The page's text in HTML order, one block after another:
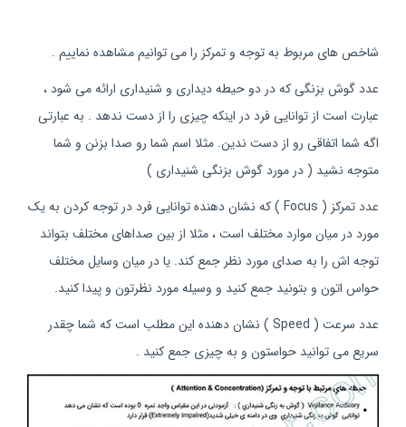
شاخص های مربوط به توجه و تمرکز را می توانیم مشاهده نماییم .
عدد گوش بزنگی که در دو حیطه دیداری و شنیداری ارائه می شود ،
عبارت است از توانایی فرد در اینکه چیزی را از دست ندهد . به عبارتی
اگه شما اتفاقی رو از دست ندین. مثلا اسم شما رو صدا بزنن و شما
متوجه نشید ( در مورد گوش بزنگی شنیداری )
عدد تمرکز ( Focus ) که نشان دهنده توانایی فرد در توجه کردن به یک
مورد در میان موارد مختلف است ، مثلا از بین صداهای مختلف بتواند
توجه اش را به صدای مورد نظر جمع کند. یا در میان وسایل مختلف
حواس اتون و بتونید جمع کنید و وسیله مورد نظرتون و پیدا کنید.
عدد سرعت ( Speed ) نشان دهنده این مطلب است که شما چقدر
سریع می توانید حواستون و به چیزی جمع کنید .